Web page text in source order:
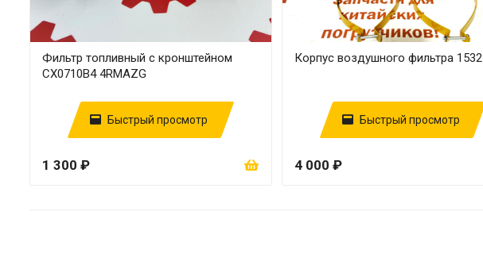
Фильтр топливный с кронштейном
CX0710В4 4RMAZG
Быстрый просмотр
1 300 ₽
Корпус воздушного фильтра 1532
Быстрый просмотр
4 000 ₽